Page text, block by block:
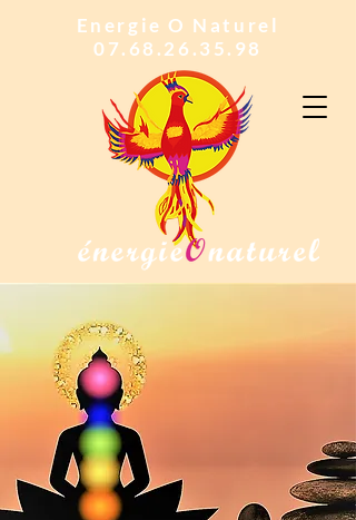
Energie O Naturel
07.68.26.35.98